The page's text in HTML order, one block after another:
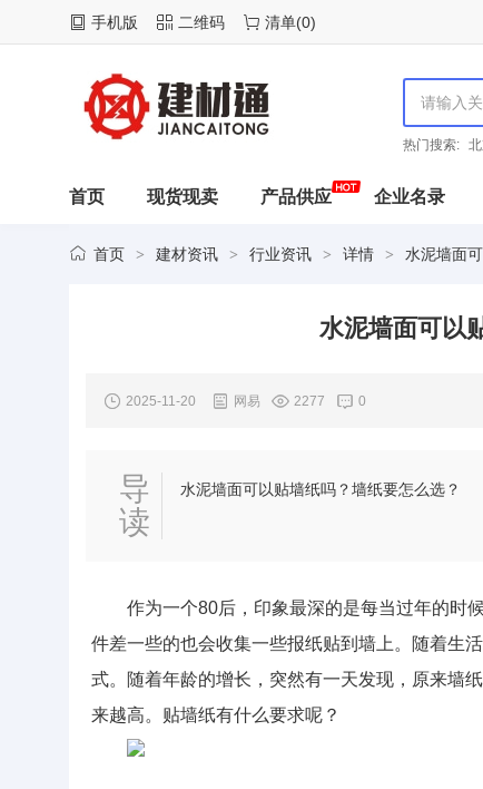
手机版 二维码 清单(0)
热门搜索:
首页 现货现卖 产品供应 企业名录
首页 > 建材资讯 > 行业资讯 > 详情 > 水泥墙面
水泥墙面可以
2025-11-20 网易 2277 0
导
读
水泥墙面可以贴墙纸吗？墙纸要怎么选？
作为一个80后，印象最深的是每当过年的时
件差一些的也会收集一些报纸贴到墙上。随着生
式。随着年龄的增长，突然有一天发现，原来墙
来越高。贴墙纸有什么要求呢？